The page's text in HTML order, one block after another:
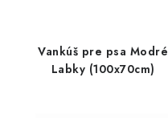
Vankúš pre psa Modré
Labky (100x70cm)